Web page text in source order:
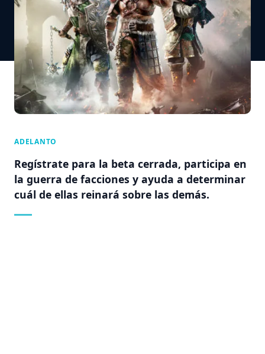
ADELANTO
Regístrate para la beta cerrada, participa en
la guerra de facciones y ayuda a determinar
cuál de ellas reinará sobre las demás.